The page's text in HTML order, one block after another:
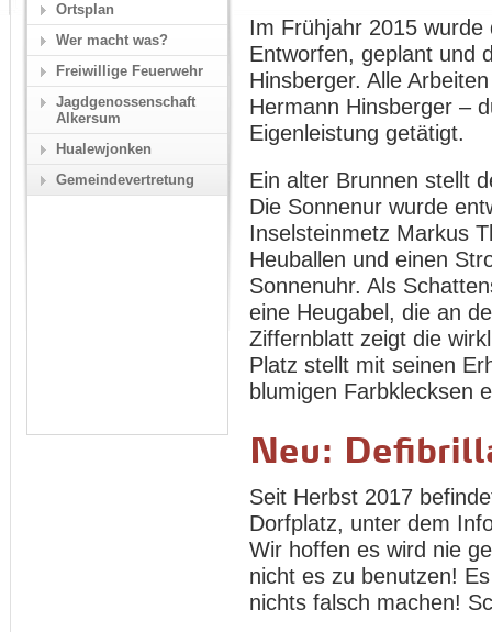
Im Frühjahr 2015
Entworfen, geplant und
Hinsberger. Alle
Hermann Hinsberger –
Eigenleistung getätigt.
Ein alter Brunnen stellt
Die Sonnenur wurde
Inselsteinmetz Markus
Heuballen und einen
Sonnenuhr. Als
eine Heugabel, die an
Ziffernblatt zeigt die
Platz stellt mit seinen
blumigen Farbklecksen
Neu:
Seit Herbst 2017
Dorfplatz, unter dem
Wir hoffen es wird nie
nicht es zu benutzen!
nichts falsch machen!
Ortsplan
Wer macht was?
Freiwillige Feuerwehr
Jagdgenossenschaft
Alkersum
Hualewjonken
Gemeindevertretung